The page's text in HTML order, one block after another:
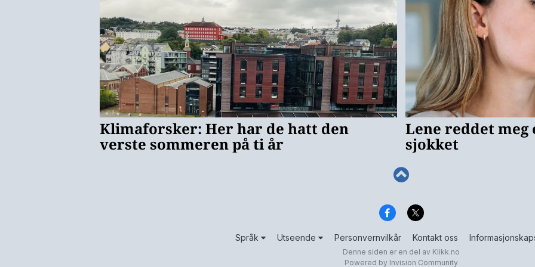
Språk Utseende Personvernvilkår Kontakt oss
Denne siden er en del av Klikk.no
Powered by Invision Community